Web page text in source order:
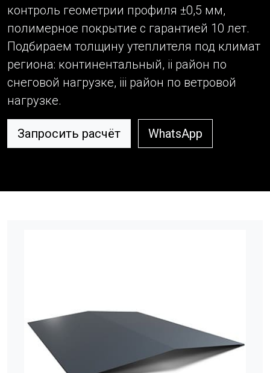
контроль геометрии профиля ±0,5 мм,
полимерное покрытие с гарантией 10 лет.
Подбираем толщину утеплителя под климат
региона: континентальный, ii район по
снеговой нагрузке, iii район по ветровой
нагрузке.
Запросить расчёт WhatsApp